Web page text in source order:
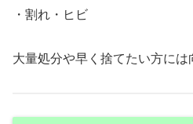
・割れ・ヒビ
大量処分や早く捨てたい方には